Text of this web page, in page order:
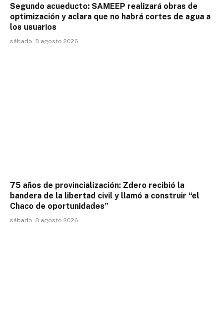
Segundo acueducto: SAMEEP realizará obras de
optimización y aclara que no habrá cortes de agua a
los usuarios
sábado, 8 agosto 2026
75 años de provincialización: Zdero recibió la
bandera de la libertad civil y llamó a construir “el
Chaco de oportunidades”
sábado, 8 agosto 2026